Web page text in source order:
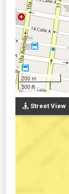
200 m
500 ft
Street View